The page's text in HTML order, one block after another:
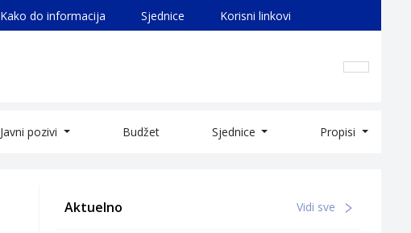
Kako do informacija Sjednice Korisni linkovi
Javni pozivi Budžet Sjednice Propisi
Aktuelno Vidi sve